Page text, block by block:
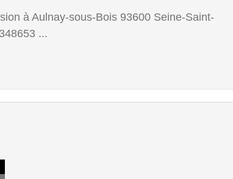
à Aulnay-sous-Bois 93600 Seine-Saint-
...